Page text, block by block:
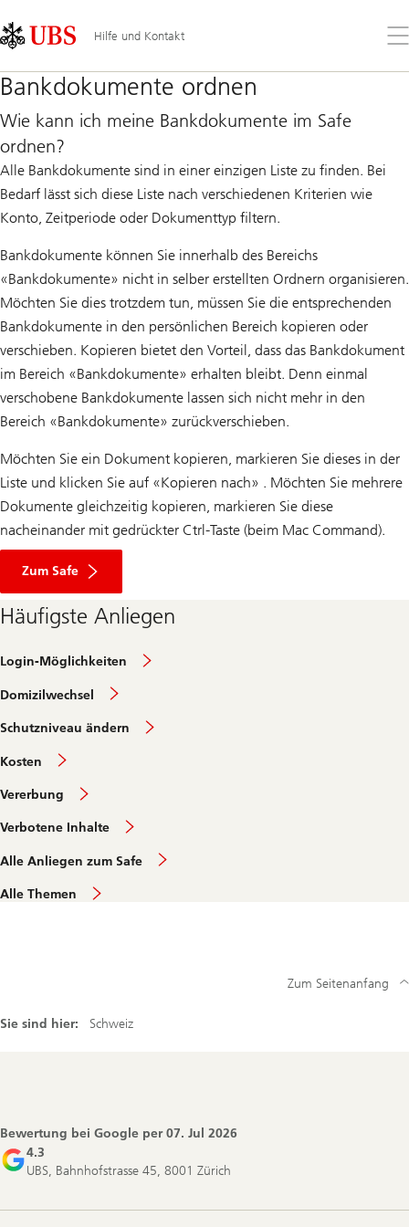
Links
Area
Hilfe und Kontakt
Sie
Bankdokumente ordnen
Wie kann ich meine Bankdokumente im Safe
ordnen?
Alle Bankdokumente sind in einer einzigen Liste zu finden. Bei
Bedarf lässt sich diese Liste nach verschiedenen Kriterien wie
Konto, Zeitperiode oder Dokumenttyp filtern.
Bankdokumente können Sie innerhalb des Bereichs
«Bankdokumente» nicht in selber erstellten Ordnern organisieren.
Möchten Sie dies trotzdem tun, müssen Sie die entsprechenden
Bankdokumente in den persönlichen Bereich kopieren oder
verschieben. Kopieren bietet den Vorteil, dass das Bankdokument
im Bereich «Bankdokumente» erhalten bleibt. Denn einmal
verschobene Bankdokumente lassen sich nicht mehr in den
Bereich «Bankdokumente» zurückverschieben.
Möchten Sie ein Dokument kopieren, markieren Sie dieses in der
Liste und klicken Sie auf «Kopieren nach» . Möchten Sie mehrere
Dokumente gleichzeitig kopieren, markieren Sie diese
nacheinander mit gedrückter Ctrl-Taste (beim Mac Command).
Zum Safe
Häufigste Anliegen
Login-Möglichkeiten
Domizilwechsel
Schutzniveau ändern
Kosten
Vererbung
Verbotene Inhalte
Alle Anliegen zum Safe
Alle Themen
Sie sind hier: Schweiz
Zum Seitenanfang
Bewertung bei Google per07. Jul 2026
4.3
UBS, Bahnhofstrasse 45, 8001 Zürich